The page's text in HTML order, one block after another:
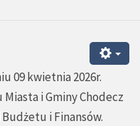
09 kwietnia 2026r.
i Gminy Chodecz
i Finansów.